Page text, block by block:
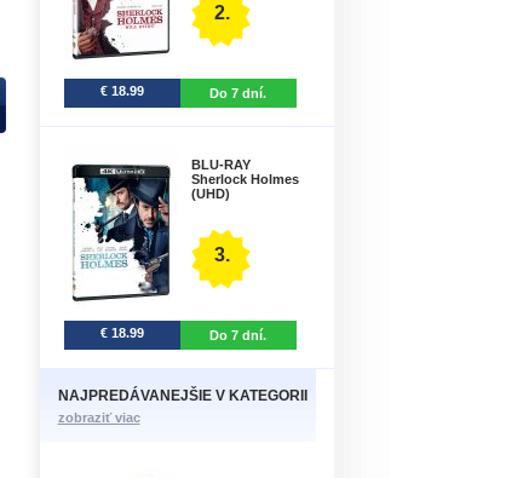
2.
€ 18.99 Do 7 dní.
BLU-RAY
Sherlock Holmes
(UHD)
3.
€ 18.99 Do 7 dní.
NAJPREDÁVANEJŠIE V KATEGORII
zobraziť viac